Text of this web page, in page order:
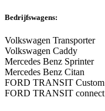
Bedrijfswagens:
Volkswagen Transporter
Volkswagen Caddy
Mercedes Benz Sprinter
Mercedes Benz Citan
FORD TRANSIT Custom
FORD TRANSIT connect